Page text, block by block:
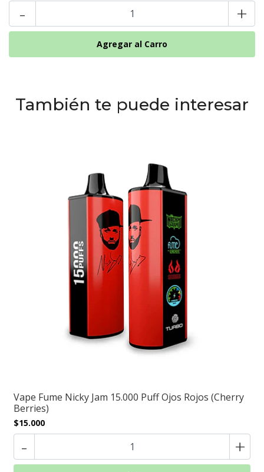
- +
También te puede interesar
Vape Fume Nicky Jam 15.000 Puff Ojos Rojos (Cherry
Berries)
$15.000
- +